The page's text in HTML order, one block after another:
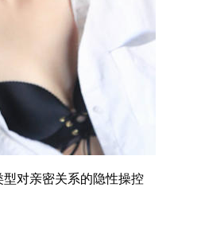
对亲密关系的隐性操控